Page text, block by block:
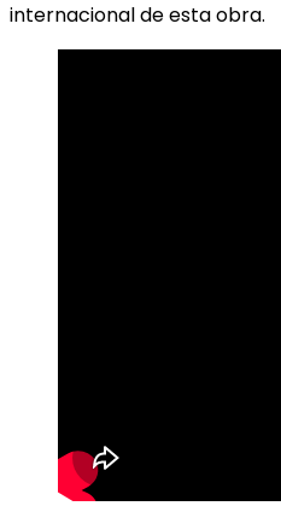
internacional de esta obra.